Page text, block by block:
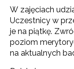
W zajęciach
Uczestnicy w
je na piątkę.
poziom
na aktualnych